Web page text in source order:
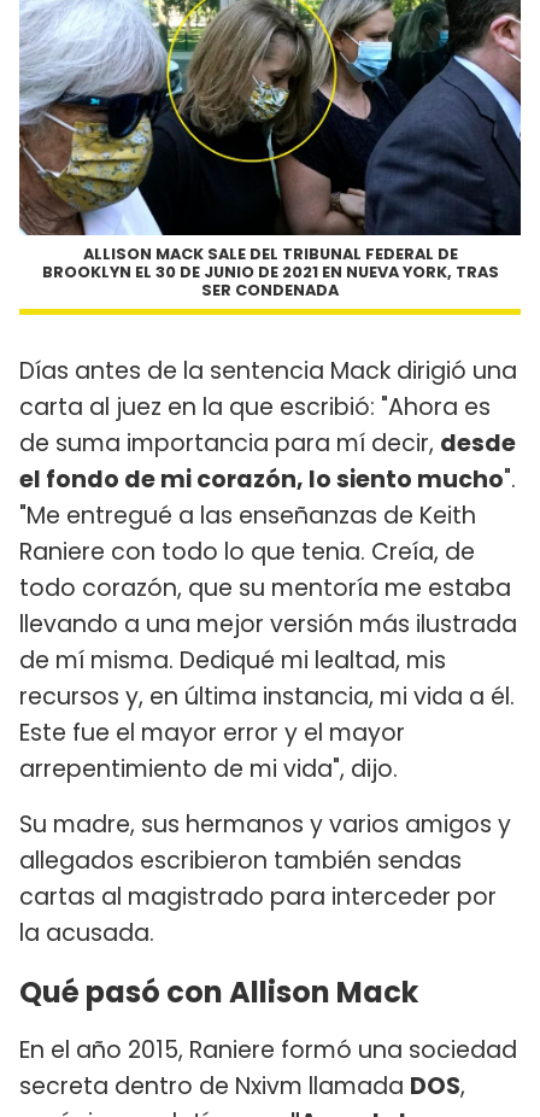
ALLISON MACK SALE DEL TRIBUNAL FEDERAL DE
BROOKLYN EL 30 DE JUNIO DE 2021 EN NUEVA YORK, TRAS
SER CONDENADA
Días antes de la sentencia Mack dirigió una
carta al juez en la que escribió: "Ahora es
de suma importancia para mí decir, desde
el fondo de mi corazón, lo siento mucho".
"Me entregué a las enseñanzas de Keith
Raniere con todo lo que tenia. Creía, de
todo corazón, que su mentoría me estaba
llevando a una mejor versión más ilustrada
de mí misma. Dediqué mi lealtad, mis
recursos y, en última instancia, mi vida a él.
Este fue el mayor error y el mayor
arrepentimiento de mi vida", dijo.
Su madre, sus hermanos y varios amigos y
allegados escribieron también sendas
cartas al magistrado para interceder por
la acusada.
Qué pasó con Allison Mack
En el año 2015, Raniere formó una sociedad
secreta dentro de Nxivm llamada DOS,